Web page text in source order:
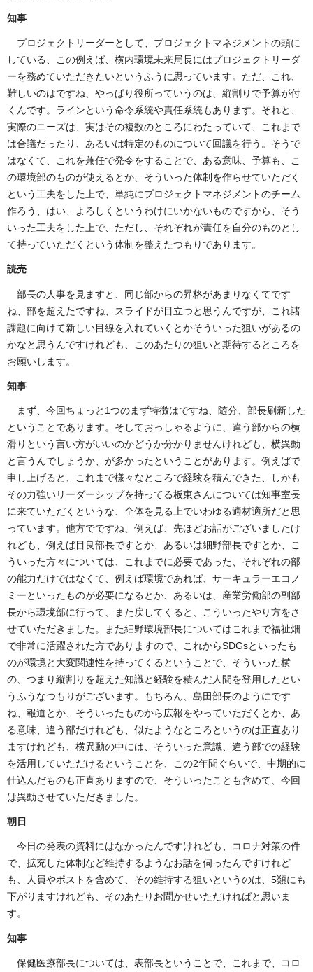
知事
プロジェクトリーダーとして、プロジェクトマネジメントの頭に
している、この例えば、横内環境未来局長にはプロジェクトリーダ
ーを務めていただきたいというふうに思っています。ただ、これ、
難しいのはですね、やっぱり役所っていうのは、縦割りで予算が付
くんです。ラインという命令系統や責任系統もあります。それと、
実際のニーズは、実はその複数のところにわたっていて、これまで
は合議だったり、あるいは特定のものについて回議を行う。そうで
はなくて、これを兼任で発令をすることで、ある意味、予算も、こ
の環境部のものが使えるとか、そういった体制を作らせていただく
という工夫をした上で、単純にプロジェクトマネジメントのチーム
作ろう、はい、よろしくというわけにいかないものですから、そう
いった工夫をした上で、ただし、それぞれが責任を自分のものとし
て持っていただくという体制を整えたつもりであります。
読売
部長の人事を見ますと、同じ部からの昇格があまりなくてです
ね、部を超えたですね、スライドが目立つと思うんですが、これ諸
課題に向けて新しい目線を入れていくとかそういった狙いがあるの
かなと思うんですけれども、このあたりの狙いと期待するところを
お願いします。
知事
まず、今回ちょっと1つのまず特徴はですね、随分、部長刷新した
ということであります。そしておっしゃるように、違う部からの横
滑りという言い方がいいのかどうか分かりませんけれども、横異動
と言うんでしょうか、が多かったということがあります。例えばで
申し上げると、これまで様々なところで経験を積んできた、しかも
その力強いリーダーシップを持ってる板東さんについては知事室長
に来ていただくというな、全体を見る上でいわゆる適材適所だと思
っています。他方でですね、例えば、先ほどお話がございましたけ
れども、例えば目良部長ですとか、あるいは細野部長ですとか、こ
ういった方々については、これまでに必要であった、それぞれの部
の能力だけではなくて、例えば環境であれば、サーキュラーエコノ
ミーといったものが必要になるとか、あるいは、産業労働部の副部
長から環境部に行って、また戻してくると、こういったやり方をさ
せていただきました。また細野環境部長についてはこれまで福祉畑
で非常に活躍された方でありますので、これからSDGsといったも
のが環境と大変関連性を持ってくるということで、そういった横
の、つまり縦割りを超えた知識と経験を積んだ人間を登用したとい
うふうなつもりがございます。もちろん、島田部長のようにです
ね、報道とか、そういったものから広報をやっていただくとか、あ
る意味、違う部だけれども、似たようなところというのは正直あり
ますけれども、横異動の中には、そういった意識、違う部での経験
を活用していただけるということを、この2年間ぐらいで、中期的に
仕込んだものも正直ありますので、そういったことも含めて、今回
は異動させていただきました。
朝日
今日の発表の資料にはなかったんですけれども、コロナ対策の件
で、拡充した体制など維持するようなお話を伺ったんですけれど
も、人員やポストを含めて、その維持する狙いというのは、5類にも
下がりますけれども、そのあたりお聞かせいただければと思いま
す。
知事
保健医療部長については、表部長ということで、これまで、コロ